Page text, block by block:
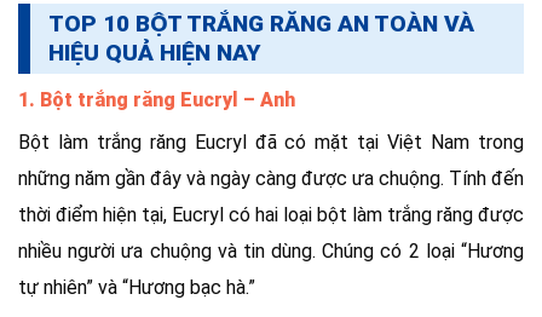
TOP 10 BỘT TRẮNG RĂNG AN TOÀN VÀ
HIỆU QUẢ HIỆN NAY
1. Bột trắng răng Eucryl – Anh
Bột làm trắng răng Eucryl đã có mặt tại Việt Nam trong
những năm gần đây và ngày càng được ưa chuộng. Tính đến
thời điểm hiện tại, Eucryl có hai loại bột làm trắng răng được
nhiều người ưa chuộng và tin dùng. Chúng có 2 loại “Hương
tự nhiên” và “Hương bạc hà.”